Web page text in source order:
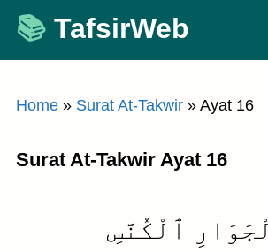
Skip
content
TafsirWeb
Home » Surat At-Takwir » Ayat 16
Surat At-Takwir Ayat 16
ٱلْكُنَّسِ